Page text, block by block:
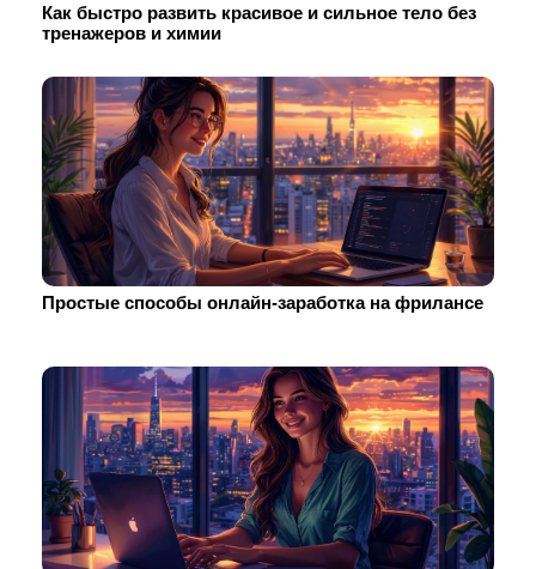
Как быстро развить красивое и сильное тело без
тренажеров и химии
Простые способы онлайн-заработка на фрилансе